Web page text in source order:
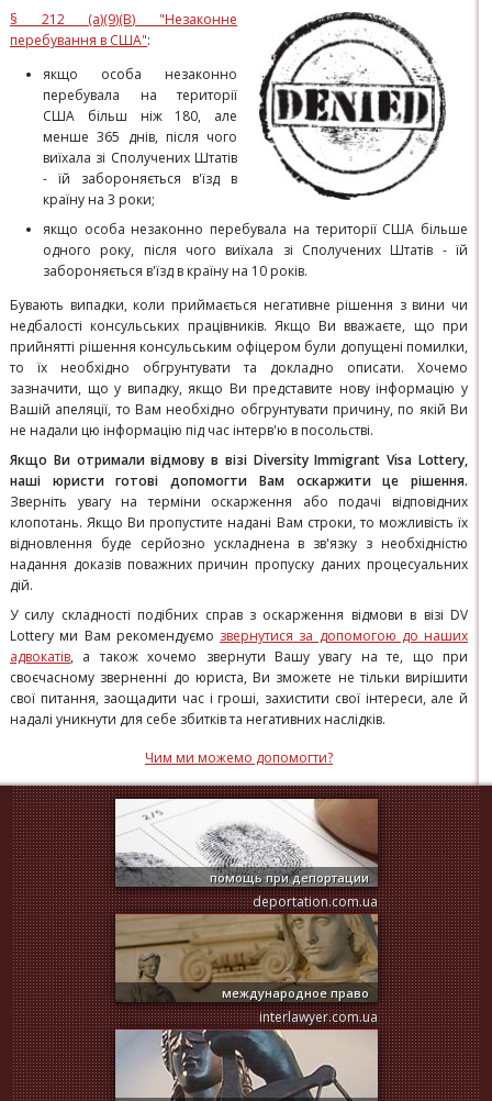
§ 212 (a)(9)(B) "Незаконне
перебування в США":
якщо особа незаконно
перебувала на території
США більш ніж 180, але
менше 365 днів, після чого
виїхала зі Сполучених Штатів
- їй забороняється в'їзд в
країну на 3 роки;
якщо особа незаконно перебувала на території США більше
одного року, після чого виїхала зі Сполучених Штатів - їй
забороняється в'їзд в країну на 10 років.
Бувають випадки, коли приймається негативне рішення з вини чи
недбалості консульських працівників. Якщо Ви вважаєте, що при
прийнятті рішення консульським офіцером були допущені помилки,
то їх необхідно обгрунтувати та докладно описати. Хочемо
зазначити, що у випадку, якщо Ви представите нову інформацію у
Вашій апеляції, то Вам необхідно обгрунтувати причину, по якій Ви
не надали цю інформацію під час інтерв'ю в посольстві.
Якщо Ви отримали відмову в візі Diversity Immigrant Visa Lottery,
наші юристи готові допомогти Вам оскаржити це рішення.
Зверніть увагу на терміни оскарження або подачі відповідних
клопотань. Якщо Ви пропустите надані Вам строки, то можливість їх
відновлення буде серйозно ускладнена в зв'язку з необхідністю
надання доказів поважних причин пропуску даних процесуальних
дій.
У силу складності подібних справ з оскарження відмови в візі DV
Lottery ми Вам рекомендуємо звернутися за допомогою до наших
адвокатів, а також хочемо звернути Вашу увагу на те, що при
своєчасному зверненні до юриста, Ви зможете не тільки вирішити
свої питання, заощадити час і гроші, захистити свої інтереси, але й
надалі уникнути для себе збитків та негативних наслідків.
Чим ми можемо допомогти?
помощь при депортации
deportation.com.ua
международное право
interlawyer.com.ua